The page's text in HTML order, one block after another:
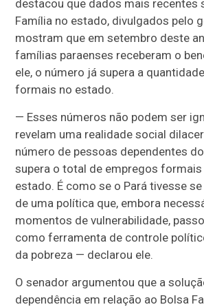
destacou que dados mais recentes
Família no estado, divulgados pelo
mostram que em setembro deste
famílias paraenses receberam o
ele, o número já supera a
formais no estado.
— Esses números não podem ser
revelam uma realidade social
número de pessoas dependentes
supera o total de empregos
estado. É como se o Pará tivesse
de uma política que, embora
momentos de vulnerabilidade,
como ferramenta de controle
da pobreza — declarou ele.
O senador argumentou que a
dependência em relação ao Bolsa